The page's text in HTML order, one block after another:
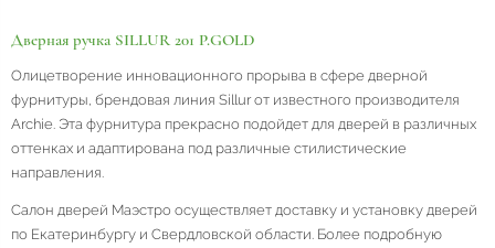
Дверная ручка SILLUR 201 P.GOLD
Олицетворение инновационного прорыва в сфере дверной
фурнитуры, брендовая линия Sillur от известного производителя
Archie. Эта фурнитура прекрасно подойдет для дверей в различных
оттенках и адаптирована под различные стилистические
направления.
Салон дверей Маэстро осуществляет доставку и установку дверей
по Екатеринбургу и Свердловской области. Более подробную